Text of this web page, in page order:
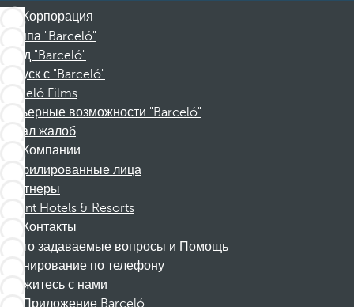
Корпорация
Группа "Barceló"
Фонд "Barceló"
Отпуск с "Barceló"
Barceló Films
Карьерные возможности "Barceló"
Канал жалоб
Компании
Аффилированные лица
Партнеры
Dorint Hotels & Resorts
Контакты
Часто задаваемые вопросы и Помощь
Бронирование по телефону
Свяжитесь с нами
Приложение Barceló